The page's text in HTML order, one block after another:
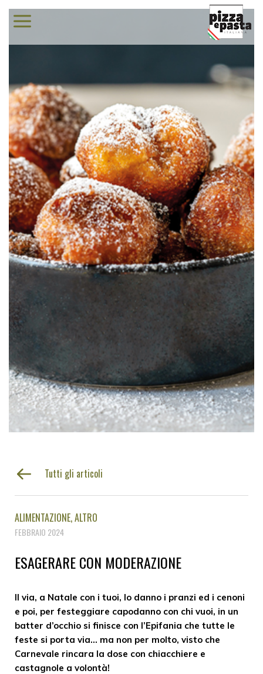
Tutti gli articoli
ALIMENTAZIONE ALTRO
FEBBRAIO 2024
ESAGERARE CON MODERAZIONE
Il via, a Natale con i tuoi, lo danno i pranzi ed i cenoni
e poi, per festeggiare capodanno con chi vuoi, in un
batter d’occhio si finisce con l’Epifania che tutte le
feste si porta via… ma non per molto, visto che
Carnevale rincara la dose con chiacchiere e
castagnole a volontà!